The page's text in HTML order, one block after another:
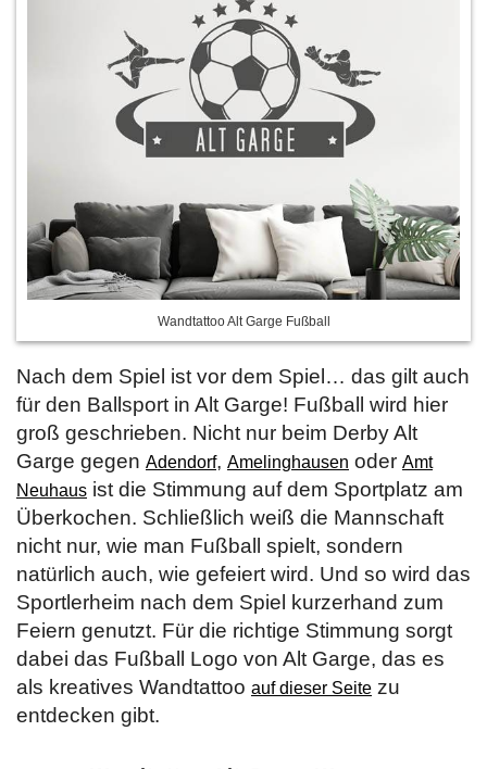
Wandtattoo Alt Garge Fußball
Nach dem Spiel ist vor dem Spiel… das gilt auch
für den Ballsport in Alt Garge! Fußball wird hier
groß geschrieben. Nicht nur beim Derby Alt
Garge gegen Adendorf, Amelinghausen oder Amt
Neuhaus ist die Stimmung auf dem Sportplatz am
Überkochen. Schließlich weiß die Mannschaft
nicht nur, wie man Fußball spielt, sondern
natürlich auch, wie gefeiert wird. Und so wird das
Sportlerheim nach dem Spiel kurzerhand zum
Feiern genutzt. Für die richtige Stimmung sorgt
dabei das Fußball Logo von Alt Garge, das es
als kreatives Wandtattoo auf dieser Seite zu
entdecken gibt.